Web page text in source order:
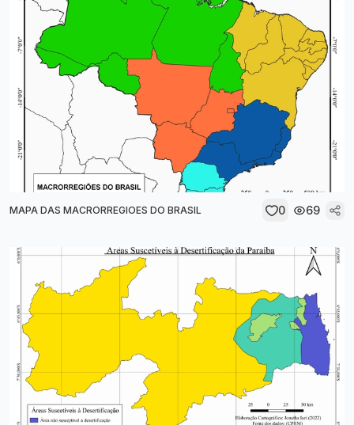
MAPA DAS MACRORREGIOES DO BRASIL 0 69